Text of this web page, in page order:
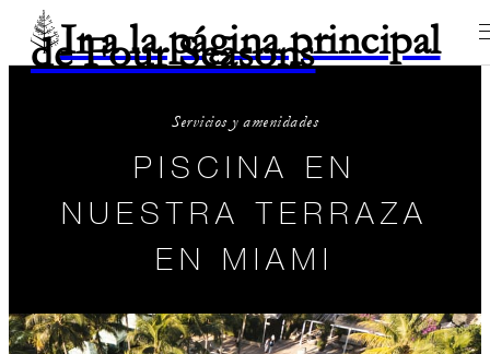
Ir a la página principal
de Four Seasons
Servicios y amenidades
PISCINA EN
NUESTRA TERRAZA
EN MIAMI